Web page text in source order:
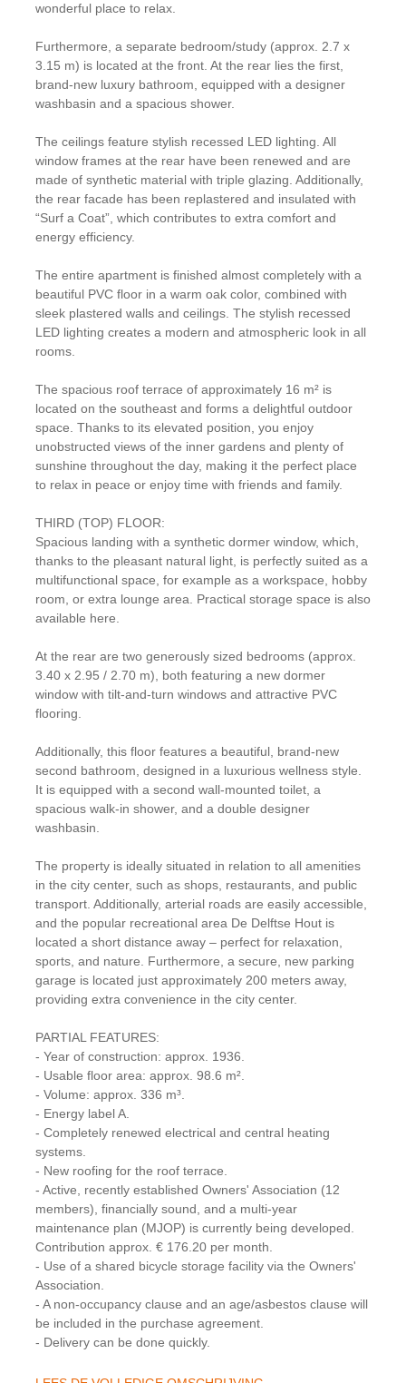
wonderful place to relax.
Furthermore, a separate bedroom/study (approx. 2.7 x
3.15 m) is located at the front. At the rear lies the first,
brand-new luxury bathroom, equipped with a designer
washbasin and a spacious shower.
The ceilings feature stylish recessed LED lighting. All
window frames at the rear have been renewed and are
made of synthetic material with triple glazing. Additionally,
the rear facade has been replastered and insulated with
“Surf a Coat”, which contributes to extra comfort and
energy efficiency.
The entire apartment is finished almost completely with a
beautiful PVC floor in a warm oak color, combined with
sleek plastered walls and ceilings. The stylish recessed
LED lighting creates a modern and atmospheric look in all
rooms.
The spacious roof terrace of approximately 16 m² is
located on the southeast and forms a delightful outdoor
space. Thanks to its elevated position, you enjoy
unobstructed views of the inner gardens and plenty of
sunshine throughout the day, making it the perfect place
to relax in peace or enjoy time with friends and family.
THIRD (TOP) FLOOR:
Spacious landing with a synthetic dormer window, which,
thanks to the pleasant natural light, is perfectly suited as a
multifunctional space, for example as a workspace, hobby
room, or extra lounge area. Practical storage space is also
available here.
At the rear are two generously sized bedrooms (approx.
3.40 x 2.95 / 2.70 m), both featuring a new dormer
window with tilt-and-turn windows and attractive PVC
flooring.
Additionally, this floor features a beautiful, brand-new
second bathroom, designed in a luxurious wellness style.
It is equipped with a second wall-mounted toilet, a
spacious walk-in shower, and a double designer
washbasin.
The property is ideally situated in relation to all amenities
in the city center, such as shops, restaurants, and public
transport. Additionally, arterial roads are easily accessible,
and the popular recreational area De Delftse Hout is
located a short distance away – perfect for relaxation,
sports, and nature. Furthermore, a secure, new parking
garage is located just approximately 200 meters away,
providing extra convenience in the city center.
PARTIAL FEATURES:
- Year of construction: approx. 1936.
- Usable floor area: approx. 98.6 m².
- Volume: approx. 336 m³.
- Energy label A.
- Completely renewed electrical and central heating
systems.
- New roofing for the roof terrace.
- Active, recently established Owners' Association (12
members), financially sound, and a multi-year
maintenance plan (MJOP) is currently being developed.
Contribution approx. € 176.20 per month.
- Use of a shared bicycle storage facility via the Owners'
Association.
- A non-occupancy clause and an age/asbestos clause will
be included in the purchase agreement.
- Delivery can be done quickly.